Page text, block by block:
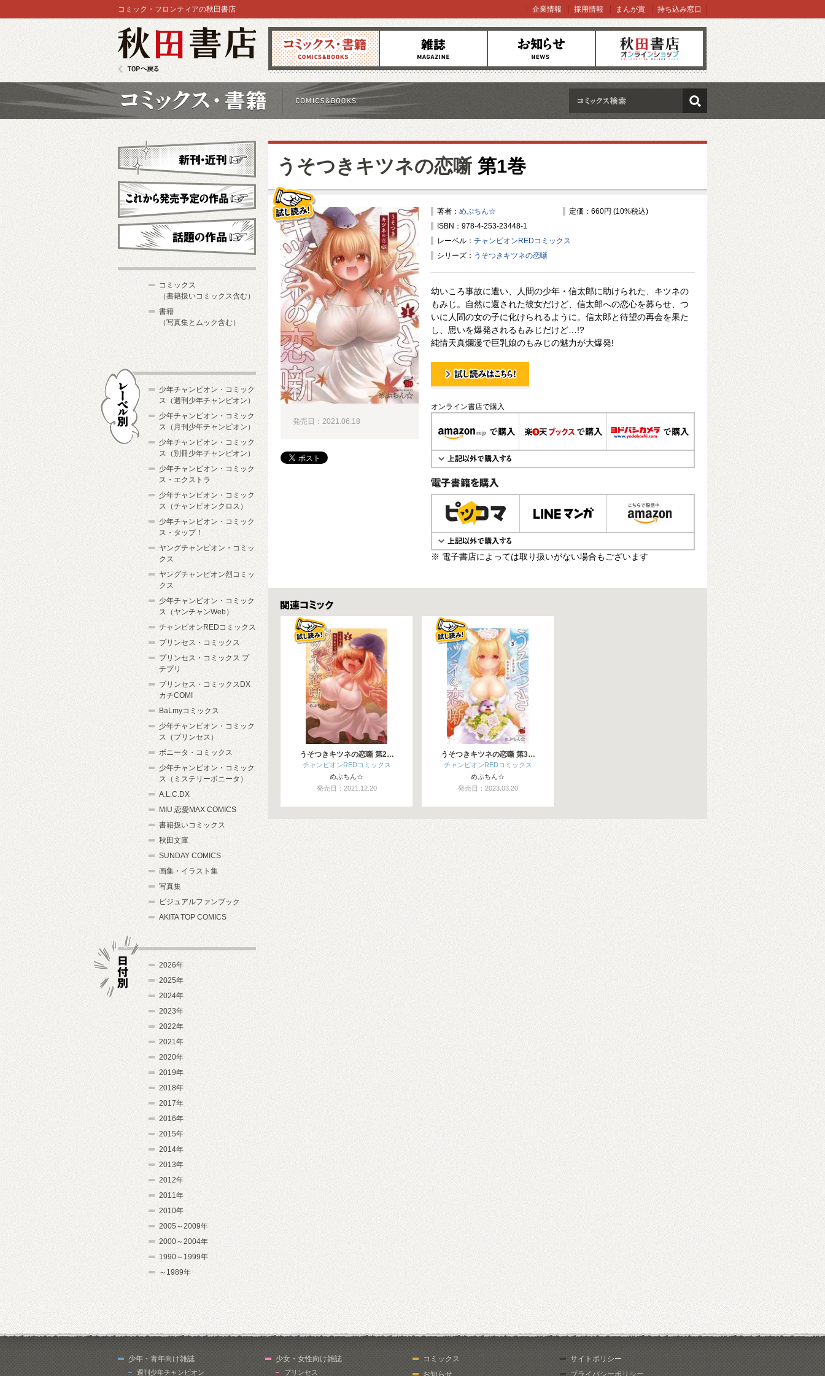
コミックス 雑誌 お知らせ オンラインショップ
コミック・フロンティアの秋田書店 企業情報 採用情報 まんが賞 持ち込み窓口
検索
うそつきキツネの恋噺第1巻
著者： めぷちん☆
定価：660円 (10%税込)
ISBN：978-4-253-23448-1
レーベル： チャンピオンREDコミックス
シリーズ： うそつきキツネの恋噺
幼いころ事故に遭い、人間の少年・信太郎に助けられた、キツネの
もみじ。自然に還された彼女だけど、信太郎への恋心を募らせ、つ
いに人間の女の子に化けられるように。信太郎と待望の再会を果た
し、思いを爆発されるもみじだけど…!?
純情天真爛漫で巨乳娘のもみじの魅力が大爆発!
試し読み！
オンライン書店で購入
電子書籍で購入
※ 電子書店によっては取り扱いがない場合もございます
発売日：2021.06.18
関連コミックス
うそつきキツネの恋噺 第2…
チャンピオンREDコミックス
めぷちん☆
発売日：2021.12.20
うそつきキツネの恋噺 第3…
チャンピオンREDコミックス
めぷちん☆
発売日：2023.03.20
新刊・近刊
これから発売予定
コミックス
（書籍扱いコミックス含む）
書籍
（写真集とムック含む）
少年チャンピオン・コミック
ス（週刊少年チャンピオン）
少年チャンピオン・コミック
ス（月刊少年チャンピオン）
少年チャンピオン・コミック
ス（別冊少年チャンピオン）
少年チャンピオン・コミック
ス・エクストラ
少年チャンピオン・コミック
ス（チャンピオンクロス）
少年チャンピオン・コミック
ス・タップ！
ヤングチャンピオン・コミッ
クス
ヤングチャンピオン烈コミッ
クス
少年チャンピオン・コミック
ス（ヤンチャンWeb）
チャンピオンREDコミックス
プリンセス・コミックス
プリンセス・コミックス プ
チプリ
プリンセス・コミックスDX
カチCOMI
BaLmyコミックス
少年チャンピオン・コミック
ス（プリンセス）
ボニータ・コミックス
少年チャンピオン・コミック
ス（ミステリーボニータ）
A.L.C.DX
MIU 恋愛MAX COMICS
書籍扱いコミックス
秋田文庫
SUNDAY COMICS
画集・イラスト集
写真集
ビジュアルファンブック
AKITA TOP COMICS
2026年
2025年
2024年
2023年
2022年
2021年
2020年
2019年
2018年
2017年
2016年
2015年
2014年
2013年
2012年
2011年
2010年
2005～2009年
2000～2004年
1990～1999年
～1989年
少年・青年向け雑誌
週刊少年チャンピオン
少女・女性向け雑誌
プリンセス
コミックス
お知らせ
サイトポリシー
プライバシーポリシー